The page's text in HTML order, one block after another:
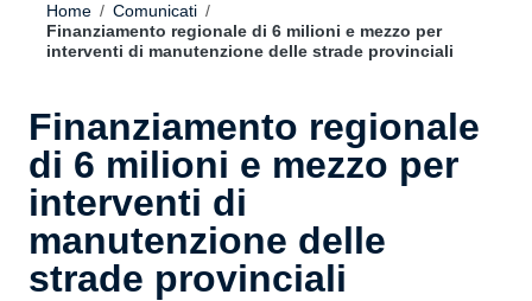
Home / Comunicati /
Finanziamento regionale di 6 milioni e mezzo per
interventi di manutenzione delle strade provinciali
Finanziamento regionale
di 6 milioni e mezzo per
interventi di
manutenzione delle
strade provinciali